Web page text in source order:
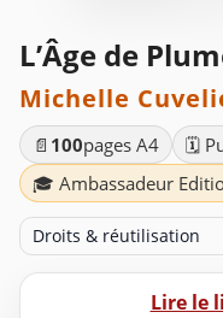
L’Âge de
Michelle
📄 100pages A4 🗓️
🎓 Ambassadeur
Droits & réutilisation
Lire le